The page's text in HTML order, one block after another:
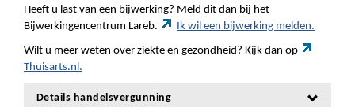
Heeft u last van een bijwerking? Meld dit dan bij het
Bijwerkingencentrum Lareb.
Ik wil een bijwerking melden.
Wilt u meer weten over ziekte en gezondheid? Kijk dan op
Thuisarts.nl.
Details handelsvergunning